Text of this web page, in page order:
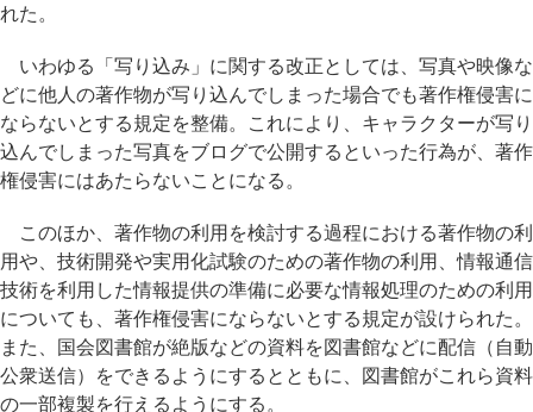
れた。
いわゆる「写り込み」に関する改正としては、写真や映像な
どに他人の著作物が写り込んでしまった場合でも著作権侵害に
ならないとする規定を整備。これにより、キャラクターが写り
込んでしまった写真をブログで公開するといった行為が、著作
権侵害にはあたらないことになる。
このほか、著作物の利用を検討する過程における著作物の利
用や、技術開発や実用化試験のための著作物の利用、情報通信
技術を利用した情報提供の準備に必要な情報処理のための利用
についても、著作権侵害にならないとする規定が設けられた。
また、国会図書館が絶版などの資料を図書館などに配信（自動
公衆送信）をできるようにするとともに、図書館がこれら資料
の一部複製を行えるようにする。